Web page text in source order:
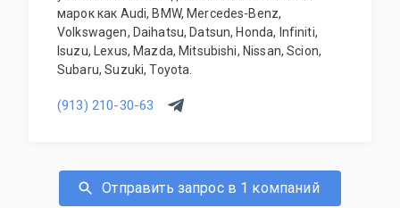
марок как Audi, BMW, Mercedes-Benz,
Volkswagen, Daihatsu, Datsun, Honda, Infiniti,
Isuzu, Lexus, Mazda, Mitsubishi, Nissan, Scion,
Subaru, Suzuki, Toyota.
(913) 210-30-63
Отправить запрос в 1 компаний